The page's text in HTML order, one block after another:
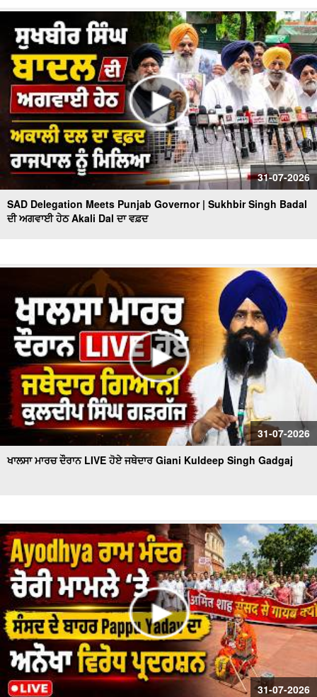
31-07-2026
SAD Delegation Meets Punjab Governor | Sukhbir Singh Badal
ਦੀ ਅਗਵਾਈ ਹੇਠ Akali Dal ਦਾ ਵਫ਼ਦ
31-07-2026
ਖਾਲਸਾ ਮਾਰਚ ਦੌਰਾਨ LIVE ਹੋਏ ਜਥੇਦਾਰ Giani Kuldeep Singh Gadgaj
31-07-2026